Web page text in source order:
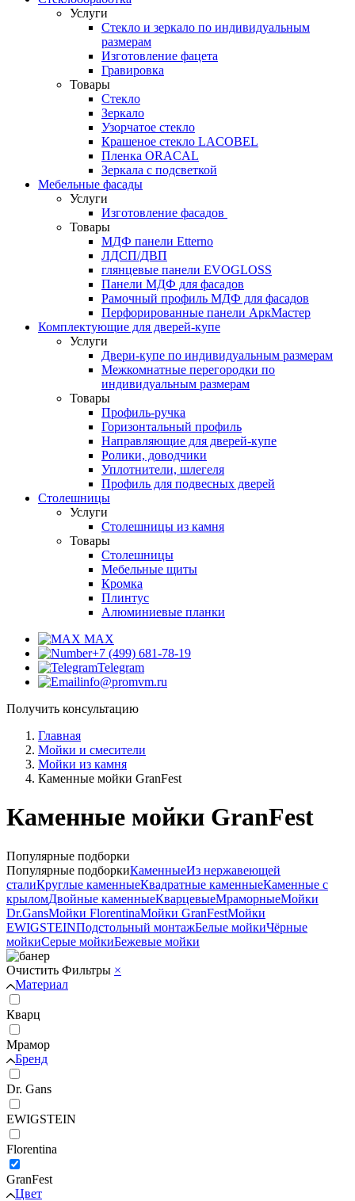
Услуги
Стекло и зеркало по индивидуальным
размерам
Изготовление фацета
Гравировка
Товары
Стекло
Зеркало
Узорчатое стекло
Крашеное стекло LACOBEL
Пленка ORACAL
Зеркала с подсветкой
Мебельные фасады
Услуги
Изготовление фасадов
Товары
МДФ панели Etterno
ЛДСП/ДВП
глянцевые панели EVOGLOSS
Панели МДФ для фасадов
Рамочный профиль МДФ для фасадов
Перфорированные панели АркМастер
Комплектующие для дверей-купе
Услуги
Двери-купе по индивидуальным размерам
Межкомнатные перегородки по
индивидуальным размерам
Товары
Профиль-ручка
Горизонтальный профиль
Направляющие для дверей-купе
Ролики, доводчики
Уплотнители, шлегеля
Профиль для подвесных дверей
Столешницы
Услуги
Столешницы из камня
Товары
Столешницы
Мебельные щиты
Кромка
Плинтус
Алюминиевые планки
MAX
+7 (499) 681-78-19
Telegram
info@promvm.ru
Получить консультацию
Главная
Мойки и смесители
Мойки из камня
Каменные мойки GranFest
Каменные мойки GranFest
Популярные подборки
Популярные подборкиКаменныеИз нержавеющей
сталиКруглые каменныеКвадратные каменныеКаменные с
крыломДвойные каменныеКварцевыеМраморныеМойки
Dr.GansМойки FlorentinaМойки GranFestМойки
EWIGSTEINПодстольный монтажБелые мойкиЧёрные
мойкиСерые мойкиБежевые мойки
Очистить Фильтры ×
Материал
Кварц
Мрамор
Бренд
Dr. Gans
EWIGSTEIN
Florentina
GranFest
Цвет